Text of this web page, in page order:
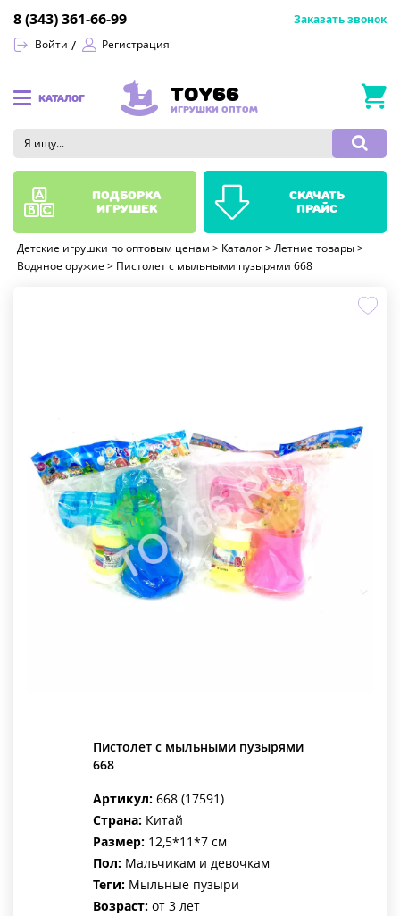
Войти Регистрация
8 (343) 361-66-99 Заказать звонок
КАТАЛОГ TOY66
ИГРУШКИ ОПТОМ
Детские игрушки по оптовым ценам > Каталог > Летние товары >
Водяное оружие > Пистолет с мыльными пузырями 668
Пистолет с мыльными пузырями
668
Артикул: 668 (17591)
Страна: Китай
Размер: 12,5*11*7 см
Пол: Мальчикам и девочкам
Теги: Мыльные пузыри
Возраст: от 3 лет
подборка
игрушек
скачать
прайс